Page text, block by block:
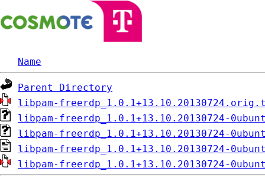
Name
Parent Directory
libpam-
libpam-freerdp_1.0.1+13.10.20130724-
libpam-freerdp_1.0.1+13.10.20130724-
libpam-freerdp_1.0.1+13.10.20130724-
libpam-freerdp_1.0.1+13.10.20130724-